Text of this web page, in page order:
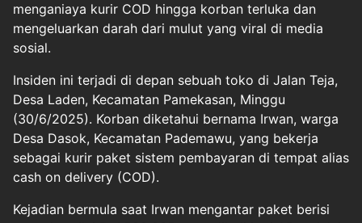
menganiaya kurir COD hingga korban terluka dan
mengeluarkan darah dari mulut yang viral di media
sosial.
Insiden ini terjadi di depan sebuah toko di Jalan Teja,
Desa Laden, Kecamatan Pamekasan, Minggu
(30/6/2025). Korban diketahui bernama Irwan, warga
Desa Dasok, Kecamatan Pademawu, yang bekerja
sebagai kurir paket sistem pembayaran di tempat alias
cash on delivery (COD).
Kejadian bermula saat Irwan mengantar paket berisi